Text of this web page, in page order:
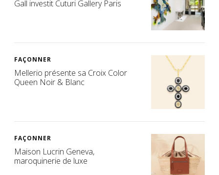
Gall investit Cuturi Gallery Paris
FAÇONNER
Mellerio présente sa Croix Color
Queen Noir & Blanc
FAÇONNER
Maison Lucrin Geneva,
maroquinerie de luxe